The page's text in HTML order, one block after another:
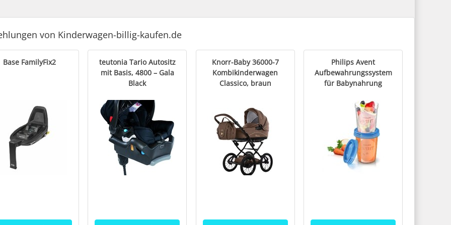
von Kinderwagen-billig-kaufen.de
Base FamilyFix2
teutonia Tario Autositz
mit Basis, 4800 – Gala
Black
Knorr-Baby 36000-7
Kombikinderwagen
Classico, braun
Philips Avent
Aufbewahrungssystem
für Babynahrung